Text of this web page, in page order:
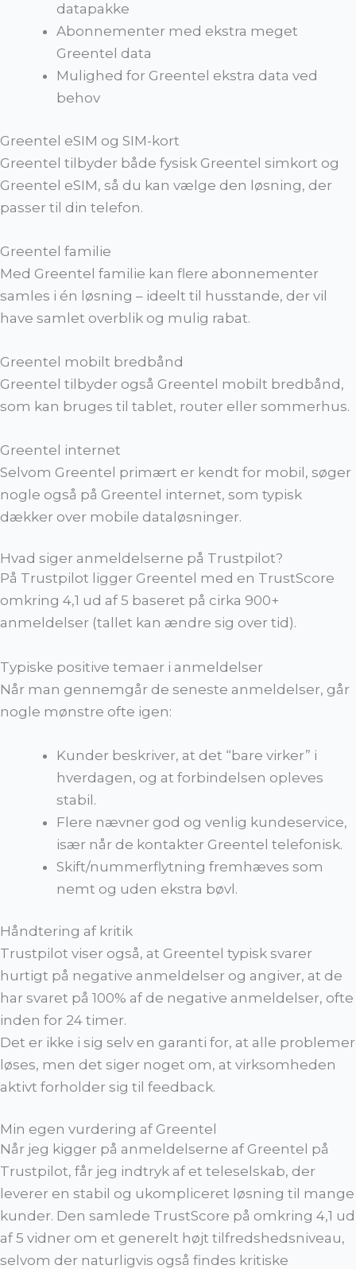
datapakke
Abonnementer med ekstra meget
Greentel data
Mulighed for Greentel ekstra data ved
behov
Greentel eSIM og SIM-kort
Greentel tilbyder både fysisk Greentel simkort og
Greentel eSIM, så du kan vælge den løsning, der
passer til din telefon.
Greentel familie
Med Greentel familie kan flere abonnementer
samles i én løsning – ideelt til husstande, der vil
have samlet overblik og mulig rabat.
Greentel mobilt bredbånd
Greentel tilbyder også Greentel mobilt bredbånd,
som kan bruges til tablet, router eller sommerhus.
Greentel internet
Selvom Greentel primært er kendt for mobil, søger
nogle også på Greentel internet, som typisk
dækker over mobile dataløsninger.
Hvad siger anmeldelserne på Trustpilot?
På Trustpilot ligger Greentel med en TrustScore
omkring 4,1 ud af 5 baseret på cirka 900+
anmeldelser (tallet kan ændre sig over tid).
Typiske positive temaer i anmeldelser
Når man gennemgår de seneste anmeldelser, går
nogle mønstre ofte igen:
Kunder beskriver, at det “bare virker” i
hverdagen, og at forbindelsen opleves
stabil.
Flere nævner god og venlig kundeservice,
især når de kontakter Greentel telefonisk.
Skift/nummerflytning fremhæves som
nemt og uden ekstra bøvl.
Håndtering af kritik
Trustpilot viser også, at Greentel typisk svarer
hurtigt på negative anmeldelser og angiver, at de
har svaret på 100% af de negative anmeldelser, ofte
inden for 24 timer.
Det er ikke i sig selv en garanti for, at alle problemer
løses, men det siger noget om, at virksomheden
aktivt forholder sig til feedback.
Min egen vurdering af Greentel
Når jeg kigger på anmeldelserne af Greentel på
Trustpilot, får jeg indtryk af et teleselskab, der
leverer en stabil og ukompliceret løsning til mange
kunder. Den samlede TrustScore på omkring 4,1 ud
af 5 vidner om et generelt højt tilfredshedsniveau,
selvom der naturligvis også findes kritiske